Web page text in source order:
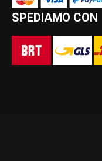
SPEDIAMO CON